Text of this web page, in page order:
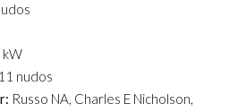
kW
nudos
Russo NA, Charles E Nicholson,